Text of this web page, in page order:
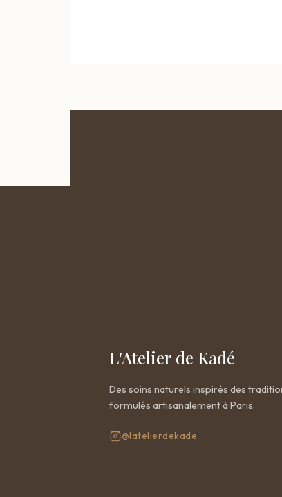
L'Atelier de Kadé
Des soins naturels inspirés des
formulés artisanalement à Paris.
@latelierdekade